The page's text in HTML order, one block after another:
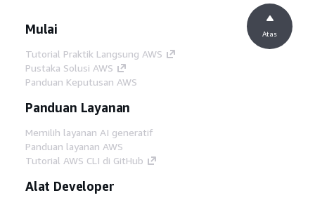
Mulai
Tutorial Praktik Langsung AWS
Pustaka Solusi AWS
Panduan Keputusan AWS
Panduan Layanan
Memilih layanan AI generatif
Panduan layanan AWS
Tutorial AWS CLI di GitHub
Alat Developer
Atas